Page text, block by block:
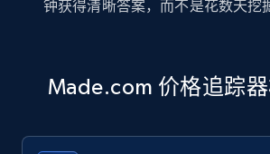
钟获得清晰答案，而不是花数天挖
Made.com 价格追踪